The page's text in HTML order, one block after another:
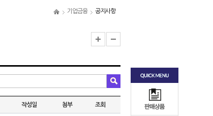
기업금융 공지사항
작성일 첨부 조회